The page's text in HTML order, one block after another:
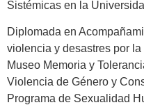
Sistémicas en la
Diplomada en
violencia y desastres por
Museo Memoria y
Violencia de Género y
Programa de Sexualidad